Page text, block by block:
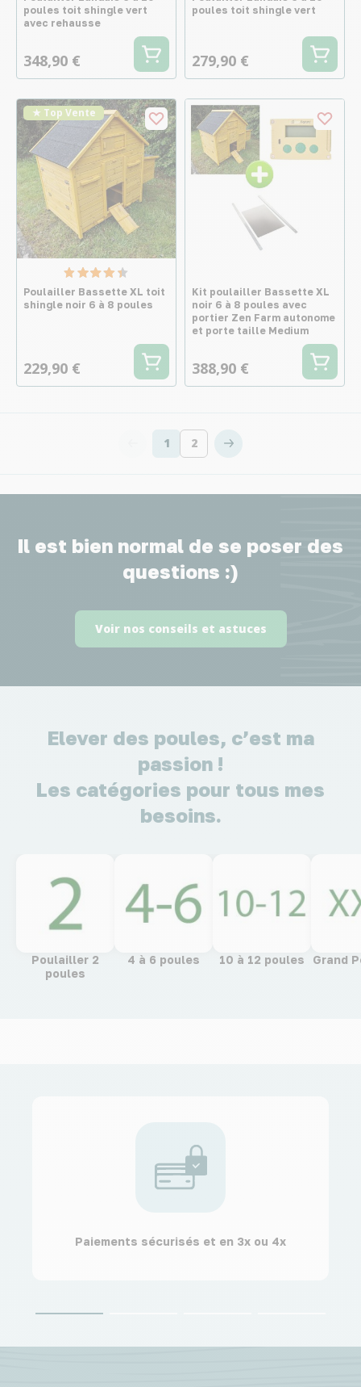
poules toit shingle vert
avec rehausse
348,90 €
poules toit shingle vert
279,90 €
★ Top Vente
Poulailler Bassette XL toit
shingle noir 6 à 8 poules
229,90 €
Kit poulailler Bassette XL
noir 6 à 8 poules avec
portier Zen Farm autonome
et porte taille Medium
388,90 €
Vous lisez actuellement la page
1 Page
2
Il est bien normal de se poser des
questions :)
Voir nos conseils et astuces
Elever des poules, c’est ma
passion !
Les catégories pour tous mes
besoins.
Poulailler 2
poules
4 à 6 poules 10 à 12 poules Grand
Paiements sécurisés et en 3x ou 4x